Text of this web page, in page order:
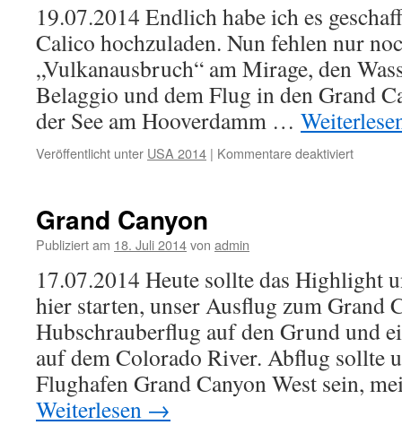
19.07.2014 Endlich habe ich es
Calico hochzuladen. Nun fehlen nur
„Vulkanausbruch“ am Mirage, den
Belaggio und dem Flug in den Grand
der See am Hooverdamm …
Veröffentlicht unter USA 2014 | Kommentare deaktiviert
Grand Canyon
Publiziert am 18. Juli 2014von admin
17.07.2014 Heute sollte das Highlight
hier starten, unser Ausflug zum Grand
Hubschrauberflug auf den Grund und
auf dem Colorado River. Abflug sollte
Flughafen Grand Canyon West sein,
Weiterlesen →